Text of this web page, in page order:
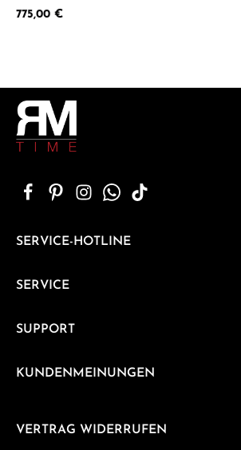
Regulärer Preis:
775,00 €
SERVICE-HOTLINE
SERVICE
SUPPORT
KUNDENMEINUNGEN
VERTRAG WIDERRUFEN